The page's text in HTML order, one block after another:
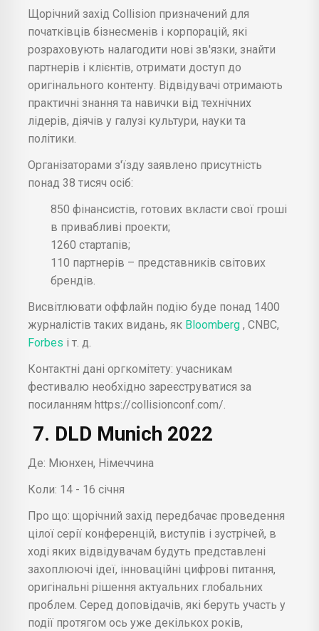
Щорічний захід Collision призначений для
початківців бізнесменів і корпорацій, які
розраховують налагодити нові зв'язки, знайти
партнерів і клієнтів, отримати доступ до
оригінального контенту. Відвідувачі отримають
практичні знання та навички від технічних
лідерів, діячів у галузі культури, науки та
політики.
Організаторами з'їзду заявлено присутність
понад 38 тисяч осіб:
850 фінансистів, готових вкласти свої гроші
в привабливі проекти;
1260 стартапів;
110 партнерів – представників світових
брендів.
Висвітлювати оффлайн подію буде понад 1400
журналістів таких видань, як Bloomberg , CNBC,
Forbes і т. д.
Контактні дані оргкомітету: учасникам
фестивалю необхідно зареєструватися за
посиланням https://collisionconf.com/.
7. DLD Munich 2022
Де: Мюнхен, Німеччина
Коли: 14 - 16 січня
Про що: щорічний захід передбачає проведення
цілої серії конференцій, виступів і зустрічей, в
ході яких відвідувачам будуть представлені
захоплюючі ідеї, інноваційні цифрові питання,
оригінальні рішення актуальних глобальних
проблем. Серед доповідачів, які беруть участь у
події протягом ось уже декількох років,